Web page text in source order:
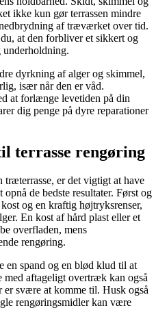
ikke kun gør terrassen mindre
af træværket over tid.
at den forbliver et sikkert og
underholdning.
dyrkning af alger og skimmel,
især når den er våd.
at forlænge levetiden på din
dig penge på dyre reparationer
terrasse rengøring
er det vigtigt at have
de bedste resultater. Først og
og en kraftig højtryksrenser,
En kost af hård plast eller et
overfladen, mens
rengøring.
en spand og en blød klud til at
med aftageligt overtræk kan også
svære at komme til. Husk også
rengøringsmidler kan være